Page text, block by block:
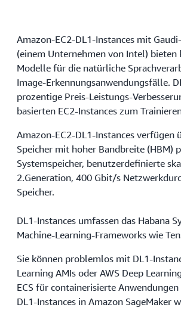
Amazon-EC2-DL1-Instances mit
(einem Unternehmen von Intel)
Modelle für die natürliche
Image-Erkennungsanwendungsfälle.
prozentige Preis-Leistungs-
basierten EC2-Instances zum
Amazon-EC2-DL1-Instances verfügen
Speicher mit hoher Bandbreite (HBM)
Systemspeicher, benutzerdefinierte
2.Generation, 400 Gbit/s
Speicher.
DL1-Instances umfassen das Habana
Machine-Learning-Frameworks wie
Sie können problemlos mit DL1-
Learning AMIs oder AWS Deep
ECS für containerisierte
DL1-Instances in Amazon SageMaker